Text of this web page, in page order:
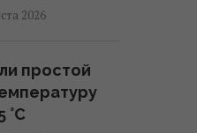
2026
простой
°C